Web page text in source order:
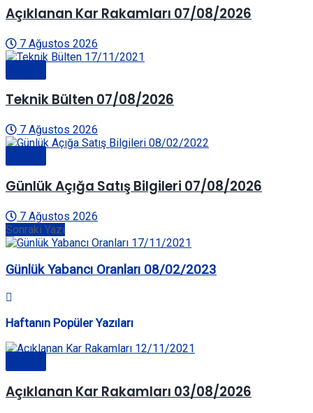
Açıklanan Kar Rakamları 07/08/2026
7 Ağustos 2026
Teknik Bülten 07/08/2026
7 Ağustos 2026
Günlük Açığa Satış Bilgileri 07/08/2026
7 Ağustos 2026
Sonraki Yazı
Günlük Yabancı Oranları 08/02/2023
Haftanın Popüler Yazıları
Açıklanan Kar Rakamları 03/08/2026